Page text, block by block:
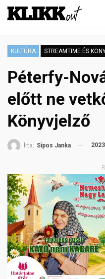
KULTÚRA STREAMTIME ÉS
Péterfy-
előtt ne
Könyvjelző
Írta: Sipos Janka